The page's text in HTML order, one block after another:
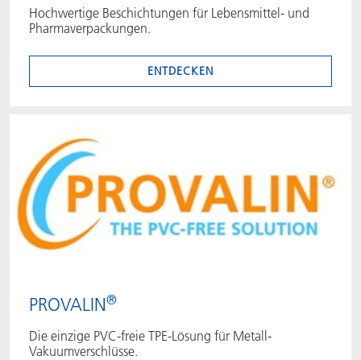
Hochwertige Beschichtungen für Lebensmittel- und
Pharmaverpackungen.
ENTDECKEN
PROVALIN®
Die einzige PVC-freie TPE-Lösung für Metall-
Vakuumverschlüsse.